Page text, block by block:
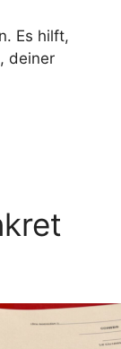
Es hilft,
deiner